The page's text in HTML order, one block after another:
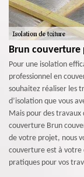
Brun couverture
Pour une isolation
professionnel en
souhaitez réaliser les
d’isolation que vous
Mais pour des travaux
couverture Brun
de votre projet, nous
couverture est à votre
pratiques pour vos